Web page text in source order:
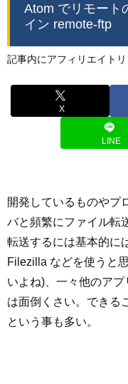
Atom でリモート
イン remote-ftp
記事内にアフィリエイト
X
LINE
開発しているものやプ
バと頻繁にファイル転
転送するには基本的に
Filezilla などを使うと
いよね)、一々他のア
は面倒くさい。できる
という事も多い。